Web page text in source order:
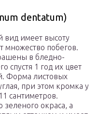
dentatum)
вид имеет высоту
множество побегов.
в бледно-
спустя 1 год их цвет
Форма листовых
при этом кромка у
сантиметров.
зеленого окраса, а